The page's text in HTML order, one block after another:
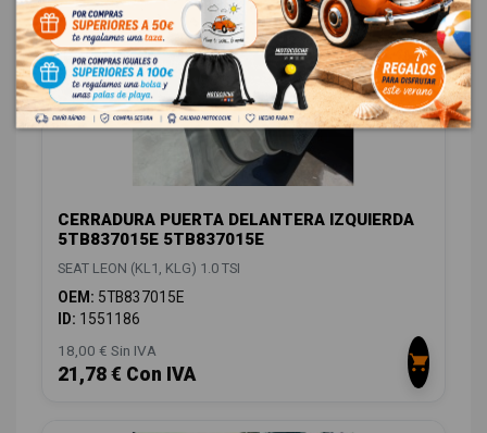
CERRADURA PUERTA DELANTERA IZQUIERDA
5TB837015E 5TB837015E
SEAT LEON (KL1, KLG) 1.0 TSI
OEM: 5TB837015E
ID: 1551186
18,00 € Sin IVA
21,78 € Con IVA